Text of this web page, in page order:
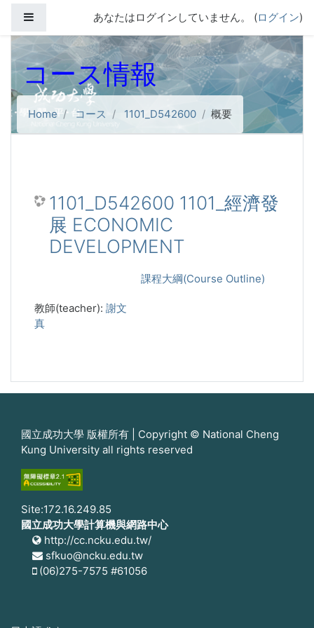
サイドパネルあなたはログインしていません。 (ログイン)
コース情報
Home コース 1101_D542600 概要
1101_D542600 1101_經濟發
展 ECONOMIC
DEVELOPMENT
課程大綱(Course Outline)
教師(teacher): 謝文
真
國立成功大學 版權所有 | Copyright © National Cheng
Kung University all rights reserved
Site:172.16.249.85
國立成功大學計算機與網路中心
http://cc.ncku.edu.tw/
sfkuo@ncku.edu.tw
(06)275-7575 #61056